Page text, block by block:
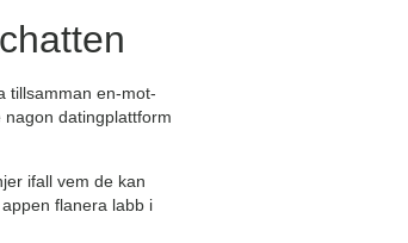
tillsamman en-mot-
datingplattform
ifall vem de kan
flanera labb i